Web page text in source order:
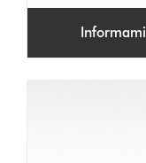
Informami